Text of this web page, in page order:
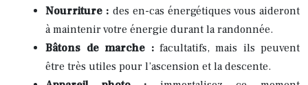
Nourriture : des en-cas énergétiques vous aideront
à maintenir votre énergie durant la randonnée.
Bâtons de marche : facultatifs, mais ils peuvent
être très utiles pour l’ascension et la descente.